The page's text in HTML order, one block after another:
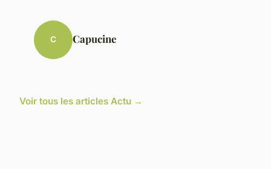
C Capucine
Voir tous les articles Actu →